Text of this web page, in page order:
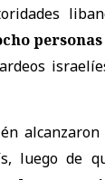
alcanzaron
luego de